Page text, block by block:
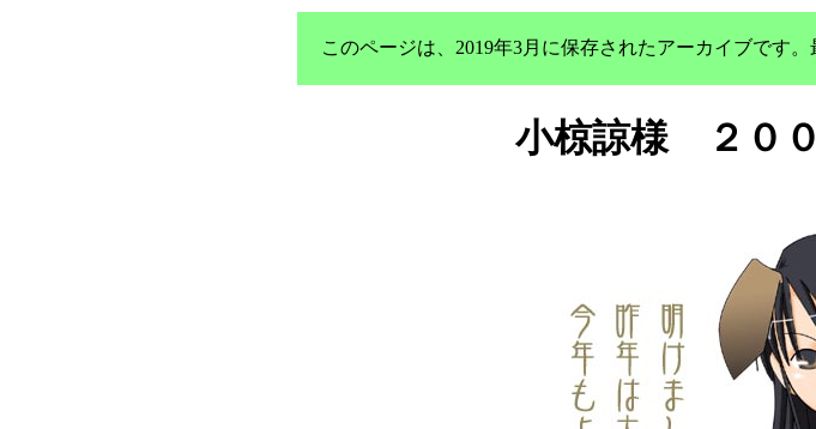
このページは、2019年3月に保存されたアーカイブです
小椋諒様 ２０